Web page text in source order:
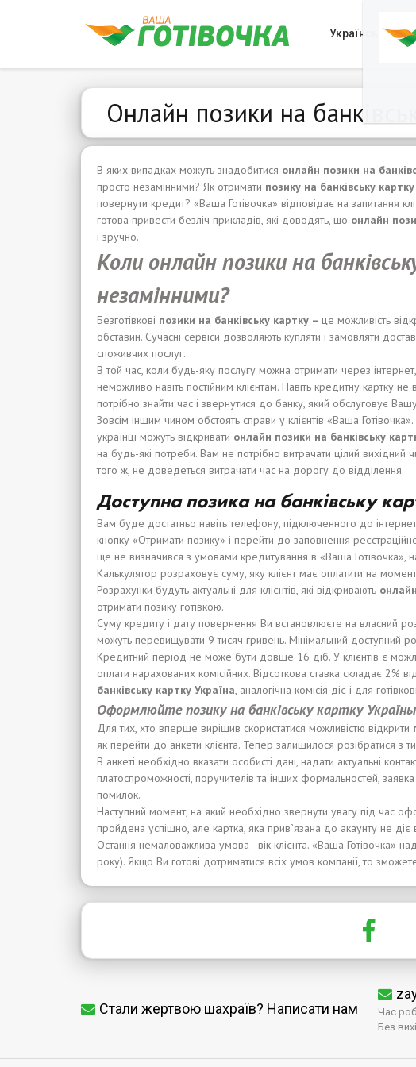
Українська
Онлайн позики на
В яких випадках можуть знадобитися онлайн позики на банк
просто незамінними? Як отримати позику на банківську картк
повернути кредит? «Ваша Готівочка» відповідає на запитання
готова привести безліч прикладів, які доводять, що онлайн
і зручно.
Колионлайнпозики на
незамінними?
Безготівкові позики на банківську картку – це можливість
обставин. Сучасні сервіси дозволяють купляти і замовляти
споживчих послуг.
В той час, коли будь-яку послугу можна отримати через
неможливо навіть постійним клієнтам. Навіть кредитну картку
потрібно знайти час і звернутися до банку, який обслуговує
Зовсім іншим чином обстоять справи у клієнтів «Ваша
українці можуть відкривати онлайн позики на банківську карт
на будь-які потреби. Вам не потрібно витрачати цілий
того ж, не доведеться витрачати час на дорогу до відділення.
Доступна позика на банківську
Вам буде достатньо навіть телефону, підключенного до
кнопку «Отримати позику» і перейти до заповнення
ще не визначився з умовами кредитування в «Ваша Готівочка»,
Калькулятор розраховує суму, яку клієнт має оплатити на
Розрахунки будуть актуальні для клієнтів, які відкривають
отримати позику готівкою.
Суму кредиту і дату повернення Ви встановлюєте на власний
можуть перевищувати 9 тисяч гривень. Мінімальний доступний
Кредитний період не може бути довше 16 діб. У клієнтів є
оплати нарахованих комісійних. Відсоткова ставка складає 2%
банківську картку Україна, аналогічна комісія діє і для
Оформлюйте позикуна банківську картку Украї
Для тих, хто вперше вирішив скористатися можливістю відкрити
як перейти до анкети клієнта. Тепер залишилося розібратися
В анкеті необхідно вказати особисті дані, надати актуальні
платоспроможності, поручителів та інших формальностей,
помилок.
Наступний момент, на який необхідно звернути увагу під час
пройдена успішно, але картка, яка прив`язана до акаунту не
Остання немаловажлива умова - вік клієнта. «Ваша Готівочка»
року). Якщо Ви готові дотриматися всіх умов компанії, то
Стали жертвою шахраїв? Написати нам
Час
Без